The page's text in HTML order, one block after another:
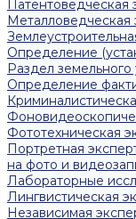
Патентоведческая
Металловедческая
Определение
Раздел
Определение
Фототехническая
Портретная
на фото и
Лабораторные
Лингвистическая
Независимая